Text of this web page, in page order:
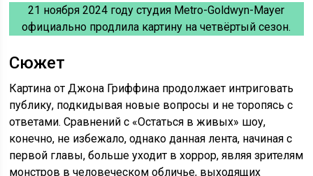
21 ноября 2024 году студия Metro-Goldwyn-Mayer
официально продлила картину на четвёртый сезон.
Сюжет
Картина от Джона Гриффина продолжает интриговать
публику, подкидывая новые вопросы и не торопясь с
ответами. Сравнений с «Остаться в живых» шоу,
конечно, не избежало, однако данная лента, начиная с
первой главы, больше уходит в хоррор, являя зрителям
монстров в человеческом обличье, выходящих